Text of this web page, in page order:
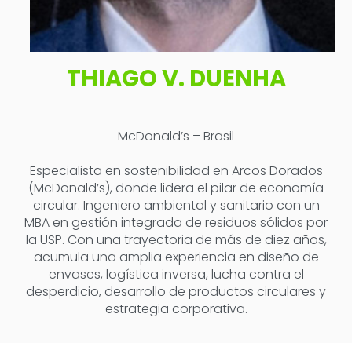
THIAGO V. DUENHA
McDonald’s – Brasil
Especialista en sostenibilidad en Arcos Dorados
(McDonald’s), donde lidera el pilar de economía
circular. Ingeniero ambiental y sanitario con un
MBA en gestión integrada de residuos sólidos por
la USP. Con una trayectoria de más de diez años,
acumula una amplia experiencia en diseño de
envases, logística inversa, lucha contra el
desperdicio, desarrollo de productos circulares y
estrategia corporativa.